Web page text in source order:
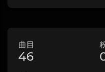
曲目
46